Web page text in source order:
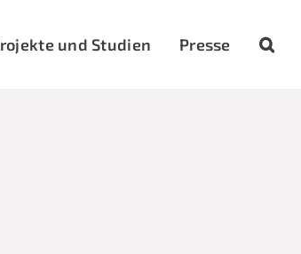
und Studien Presse